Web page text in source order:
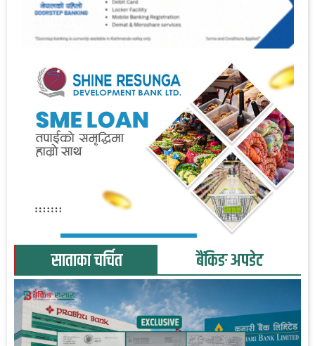
साताका चर्चित बैंकिङ अपडेट